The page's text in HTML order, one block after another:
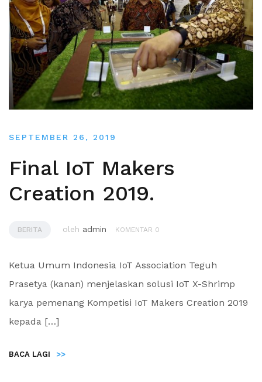
SEPTEMBER 26, 2019
Final IoT Makers
Creation 2019.
BERITA oleh admin KOMENTAR 0
Ketua Umum Indonesia IoT Association Teguh
Prasetya (kanan) menjelaskan solusi IoT X-Shrimp
karya pemenang Kompetisi IoT Makers Creation 2019
kepada […]
BACA LAGI >>